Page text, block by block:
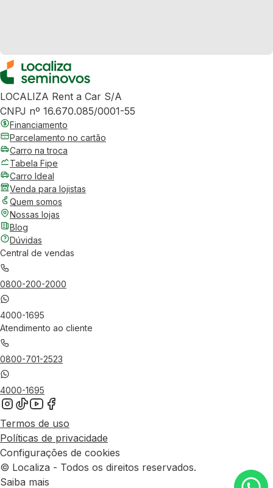
LOCALIZA Rent a Car S/A
CNPJ nº 16.670.085/0001-55
Financiamento
Parcelamento no cartão
Carro na troca
Tabela Fipe
Carro Ideal
Venda para lojistas
Quem somos
Nossas lojas
Blog
Dúvidas
Central de vendas
0800-200-2000
4000-1695
Atendimento ao cliente
0800-701-2523
4000-1695
Termos de uso
Políticas de privacidade
Configurações de cookies
© Localiza - Todos os direitos reservados.
Saiba mais